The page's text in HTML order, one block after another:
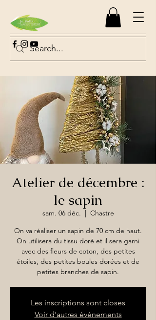
Atelier de décembre :
le sapin
sam. 06 déc.
  |
Chastre
On va réaliser un sapin de 70 cm de haut.
On utilisera du tissu doré et il sera garni
avec des fleurs de coton, des petites
étoiles, des petites boules dorées et de
petites branches de sapin.
Les inscriptions sont closes
Voir d'autres événements